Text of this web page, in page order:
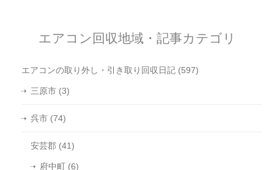
エアコン回収地域・記事カテゴリ
エアコンの取り外し・引き取り回収日記 (597)
三原市 (3)
呉市 (74)
安芸郡 (41)
府中町 (6)